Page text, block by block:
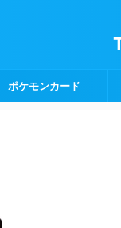
ポケモンカード